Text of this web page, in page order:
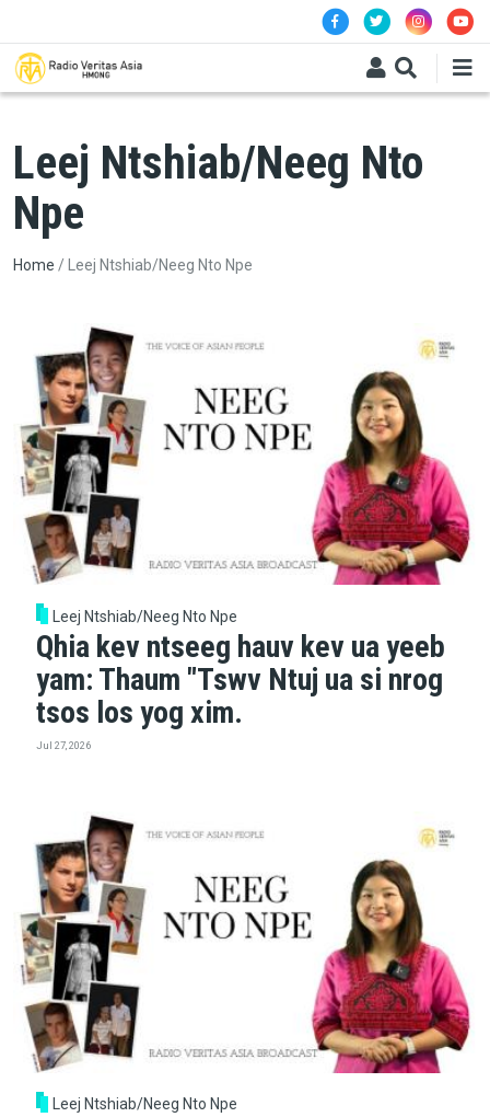
Leej Ntshiab/Neeg Nto
Npe
Breadcrumb
Home Leej Ntshiab/Neeg Nto Npe
Leej Ntshiab/Neeg Nto Npe
Qhia kev ntseeg hauv kev ua yeeb
yam: Thaum "Tswv Ntuj ua si nrog
tsos los yog xim.
Jul 27, 2026
Leej Ntshiab/Neeg Nto Npe